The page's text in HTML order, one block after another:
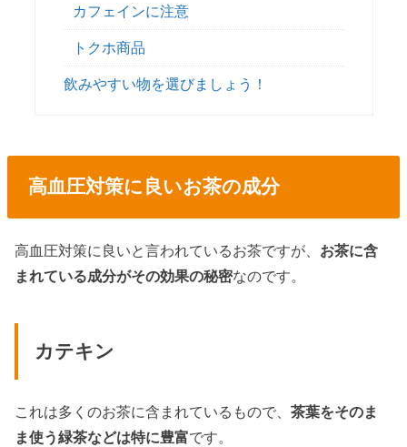
カフェインに注意
トクホ商品
飲みやすい物を選びましょう！
高血圧対策に良いお茶の成分
高血圧対策に良いと言われているお茶ですが、 お茶に含
まれている成分がその効果の秘密なのです。
カテキン
これは多くのお茶に含まれているもので、茶葉をそのま
ま使う緑茶などは特に豊富です。